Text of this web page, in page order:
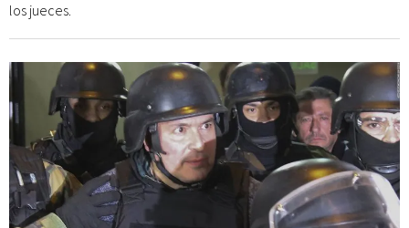
los jueces.